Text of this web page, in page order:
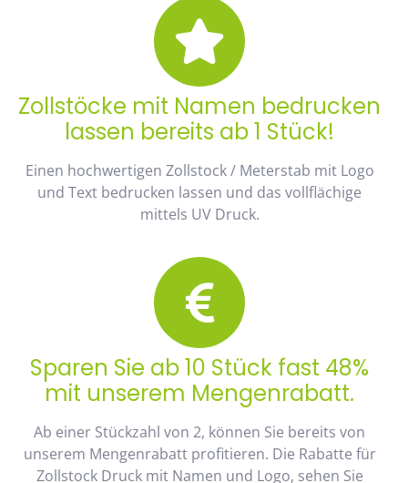
Zollstöcke mit Namen bedrucken
lassen bereits ab 1 Stück!
Einen hochwertigen Zollstock / Meterstab mit Logo
und Text bedrucken lassen und das vollflächige
mittels UV Druck.
Sparen Sie ab 10 Stück fast 48%
mit unserem Mengenrabatt.
Ab einer Stückzahl von 2, können Sie bereits von
unserem Mengenrabatt profitieren. Die Rabatte für
Zollstock Druck mit Namen und Logo, sehen Sie